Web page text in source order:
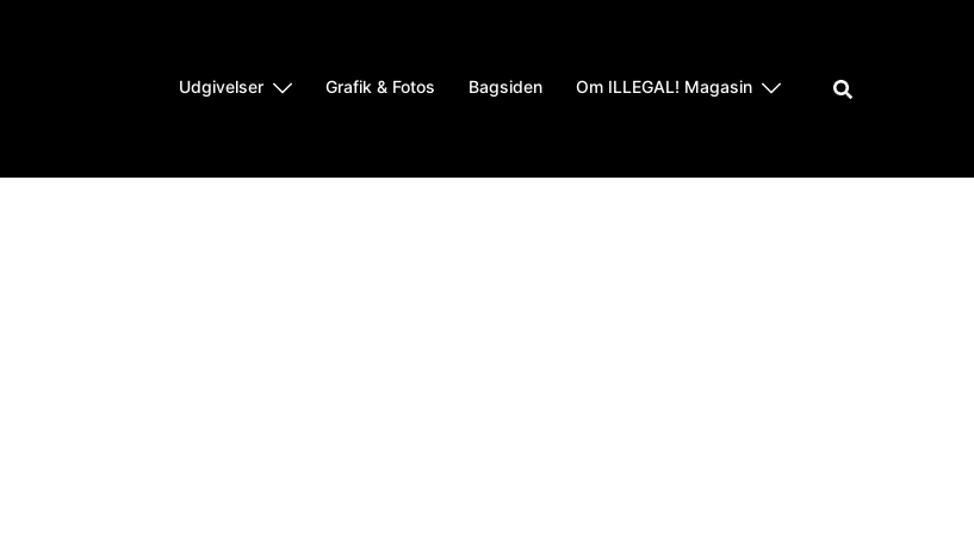
Udgivelser Grafik & Fotos Bagsiden Om ILLEGAL! Magasin